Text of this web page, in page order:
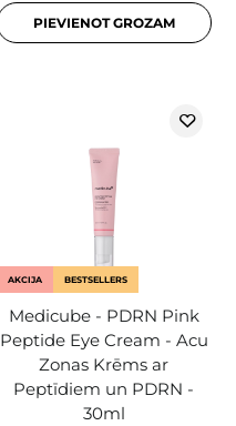
PIEVIENOT GROZAM
AKCIJA BESTSELLERS
Medicube - PDRN Pink
Peptide Eye Cream - Acu
Zonas Krēms ar
Peptīdiem un PDRN -
30ml